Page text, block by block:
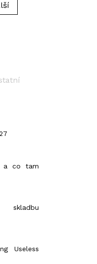
a co tam
skladbu
Useless